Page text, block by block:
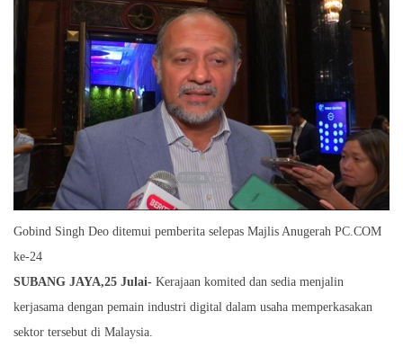
Gobind Singh Deo ditemui pemberita selepas Majlis Anugerah PC.COM
ke-24
SUBANG JAYA,25 Julai- Kerajaan komited dan sedia menjalin
kerjasama dengan pemain industri digital dalam usaha memperkasakan
sektor tersebut di Malaysia.